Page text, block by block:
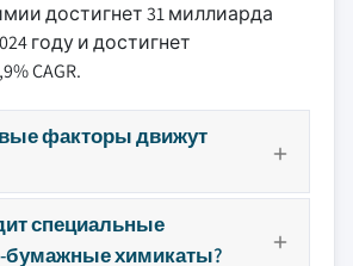
достигнет 31 миллиарда
году и достигнет
CAGR.
факторы движут
специальные
химикаты?